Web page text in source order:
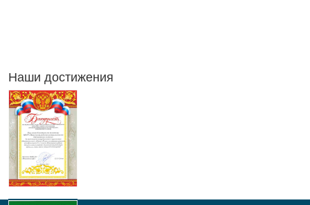
Наши достижения